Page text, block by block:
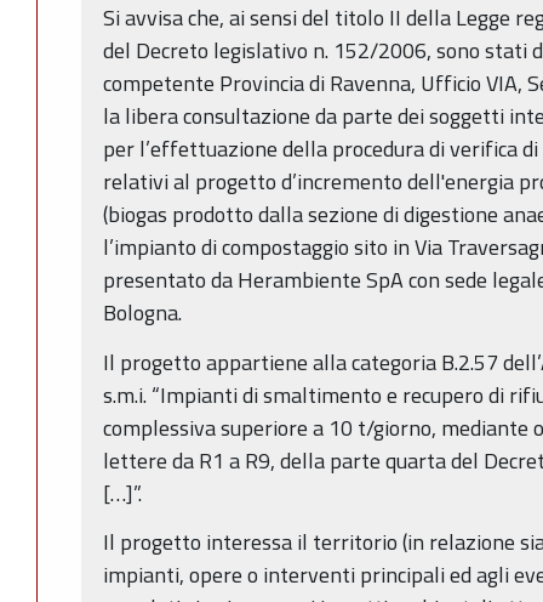
Si avvisa che, ai sensi del titolo II della Legge
del Decreto legislativo n. 152/2006, sono stati
competente Provincia di Ravenna, Ufficio VIA,
la libera consultazione da parte dei soggetti
per l’effettuazione della procedura di verifica
relativi al progetto d’incremento dell'energia
(biogas prodotto dalla sezione di digestione
l’impianto di compostaggio sito in Via
presentato da Herambiente SpA con sede
Bologna.
Il progetto appartiene alla categoria B.2.57
s.m.i. “Impianti di smaltimento e recupero di
complessiva superiore a 10 t/giorno, mediante
lettere da R1 a R9, della parte quarta del
[…]”.
Il progetto interessa il territorio (in relazione
impianti, opere o interventi principali ed agli